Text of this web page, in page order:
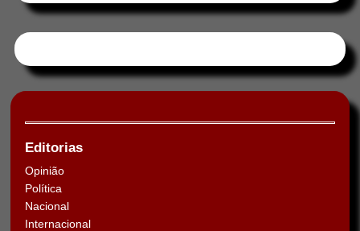
Editorias
Opinião
Política
Nacional
Internacional